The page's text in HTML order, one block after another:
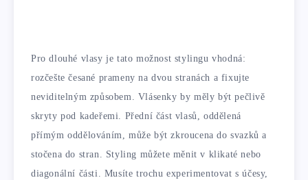
Pro dlouhé vlasy je tato možnost stylingu vhodná:
rozčešte česané prameny na dvou stranách a fixujte
neviditelným způsobem. Vlásenky by měly být pečlivě
skryty pod kadeřemi. Přední část vlasů, oddělená
přímým oddělováním, může být zkroucena do svazků a
stočena do stran. Styling můžete měnit v klikaté nebo
diagonální části. Musíte trochu experimentovat s účesy,